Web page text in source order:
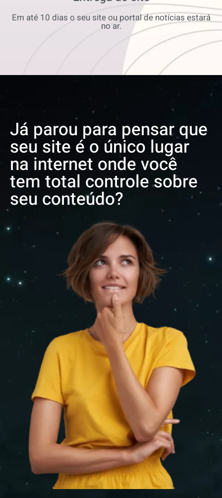
Em até 10 dias o seu site ou portal de notícias estará
no ar.
Já parou para pensar que
seu site é o único lugar
na internet onde você
tem total controle sobre
seu conteúdo?